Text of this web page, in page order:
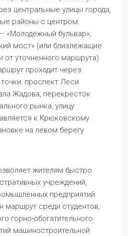
центральные улицы города,
районы с центром.
«Молодежный бульвар»,
мост» (или близлежащие
от уточненного маршрута).
проходит через
проспект Леси
Жадова, перекресток
рынка, улицу
к Крюковскому
на левом берегу
жителям быстро
учреждений,
предприятий.
маршрут среди студентов,
горно-обогатительного
машиностроительной